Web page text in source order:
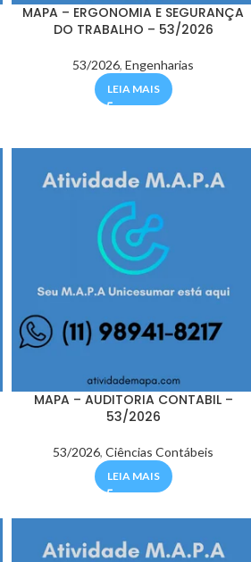
MAPA – ERGONOMIA E SEGURANÇA
DO TRABALHO – 53/2026
53/2026,Engenharias
LEIA MAIS
MAPA – AUDITORIA CONTABIL –
53/2026
53/2026,Ciências Contábeis
LEIA MAIS